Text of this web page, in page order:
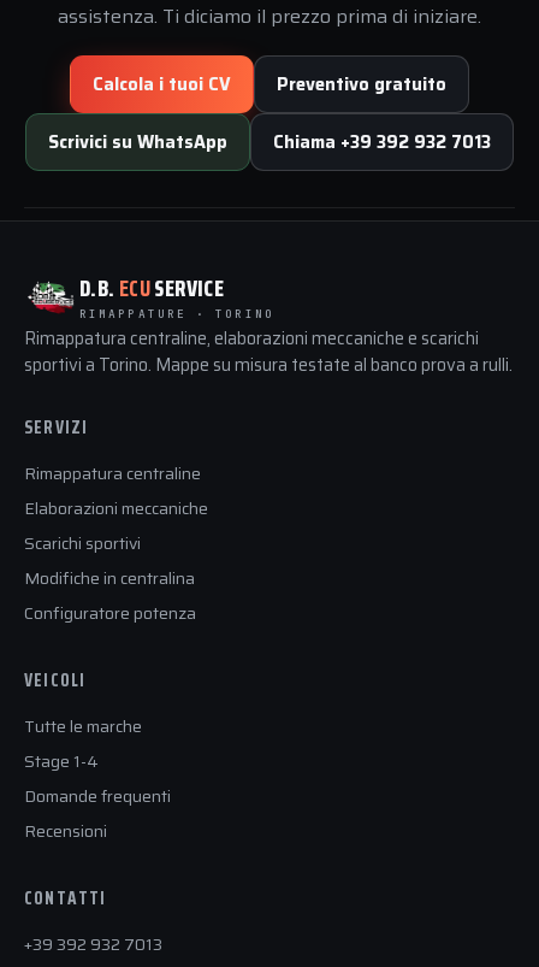
assistenza. Ti diciamo il prezzo prima di iniziare.
Calcola i tuoi CV Preventivo gratuito
Scrivici su WhatsApp Chiama +39 392 932 7013
D.B. ECUSERVICE
RIMAPPATURE · TORINO
Rimappatura centraline, elaborazioni meccaniche e scarichi
sportivi a Torino. Mappe su misura testate al banco prova a rulli.
SERVIZI
Rimappatura centraline
Elaborazioni meccaniche
Scarichi sportivi
Modifiche in centralina
Configuratore potenza
VEICOLI
Tutte le marche
Stage 1-4
Domande frequenti
Recensioni
CONTATTI
+39 392 932 7013